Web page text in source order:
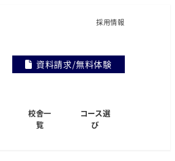
採用情報
資料請求/無料体験
校舎一
覧
コース選
び